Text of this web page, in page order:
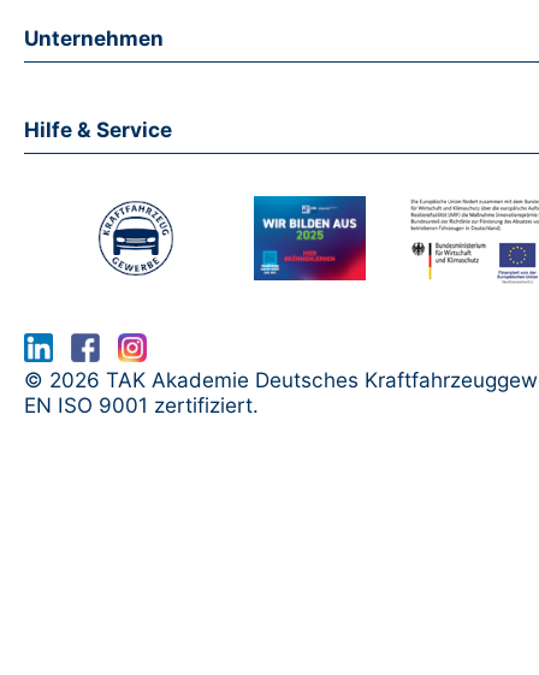
Unternehmen
Hilfe & Service
© 2026 TAK Akademie Deutsches
EN ISO 9001 zertifiziert.